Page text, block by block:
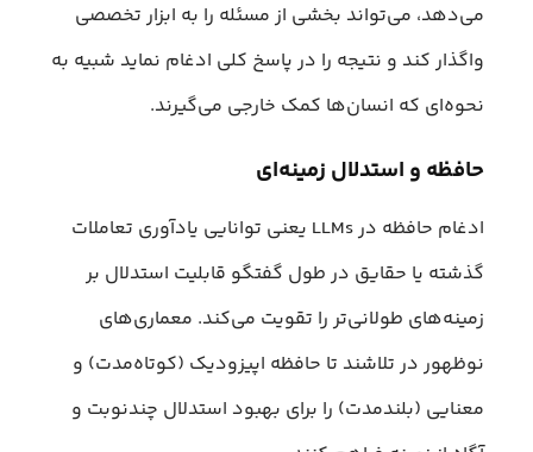
می‌دهد، می‌تواند بخشی از مسئله را به ابزار تخصصی
واگذار کند و نتیجه را در پاسخ کلی ادغام نماید شبیه به
نحوه‌ای که انسان‌ها کمک خارجی می‌گیرند.
حافظه و استدلال زمینه‌ای
ادغام حافظه در LLMs یعنی توانایی یادآوری تعاملات
گذشته یا حقایق در طول گفتگو قابلیت استدلال بر
زمینه‌های طولانی‌تر را تقویت می‌کند. معماری‌های
نوظهور در تلاشند تا حافظه اپیزودیک (کوتاه‌مدت) و
معنایی (بلندمدت) را برای بهبود استدلال چندنوبت و